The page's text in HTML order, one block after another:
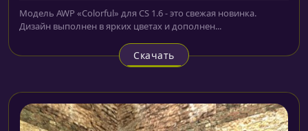
Модель AWP «Colorful» для CS 1.6 - это свежая новинка.
Дизайн выполнен в ярких цветах и дополнен...
Скачать